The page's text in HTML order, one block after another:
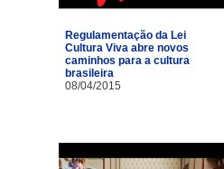
Regulamentação da Lei
Cultura Viva abre novos
caminhos para a cultura
brasileira
08/04/2015